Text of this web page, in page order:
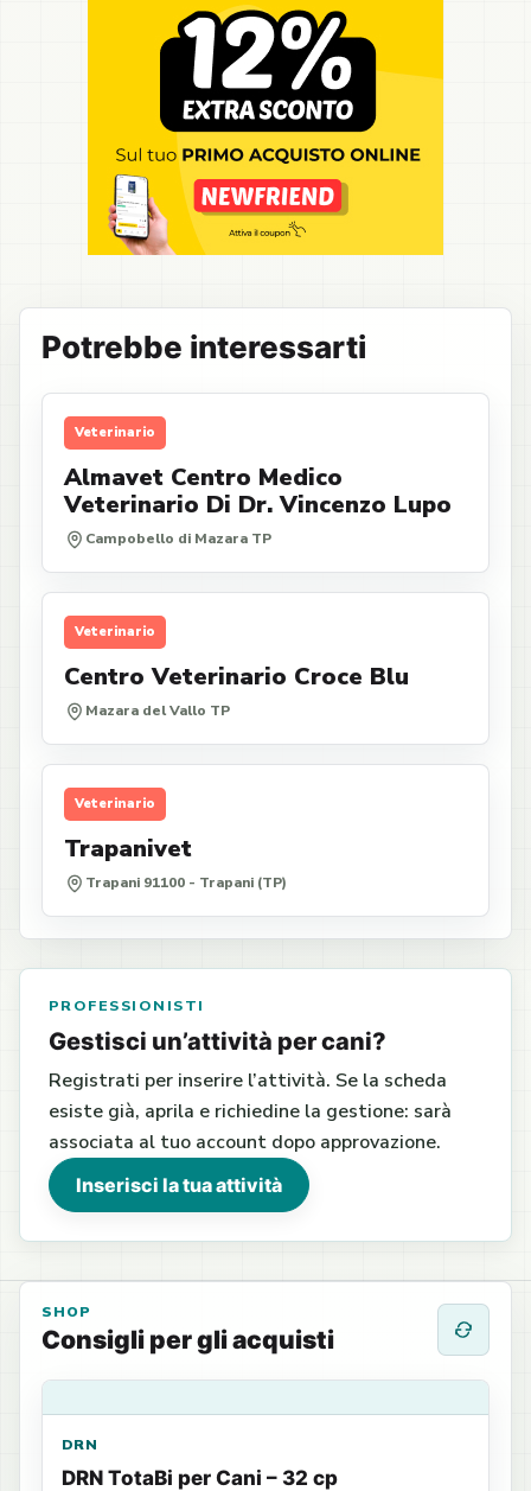
Potrebbe interessarti
Veterinario
Almavet Centro Medico
Veterinario Di Dr. Vincenzo Lupo
Campobello di Mazara TP
Veterinario
Centro Veterinario Croce Blu
Mazara del Vallo TP
Veterinario
Trapanivet
Trapani 91100 - Trapani (TP)
PROFESSIONISTI
Gestisci un’attività per cani?
Registrati per inserire l’attività. Se la scheda
esiste già, aprila e richiedine la gestione: sarà
associata al tuo account dopo approvazione.
Inserisci la tua attività
SHOP
Consigli per gli acquisti
DRN
DRN TotaBi per Cani – 32 cp